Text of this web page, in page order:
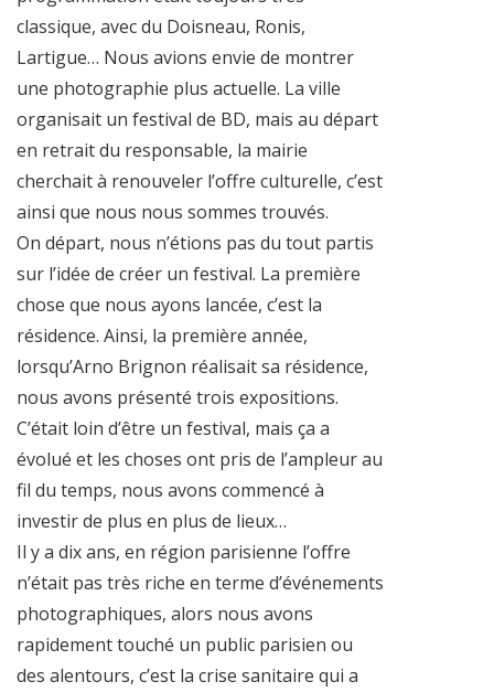
classique, avec du Doisneau, Ronis,
Lartigue… Nous avions envie de montrer
une photographie plus actuelle. La ville
organisait un festival de BD, mais au départ
en retrait du responsable, la mairie
cherchait à renouveler l’offre culturelle, c’est
ainsi que nous nous sommes trouvés.
On départ, nous n’étions pas du tout partis
sur l’idée de créer un festival. La première
chose que nous ayons lancée, c’est la
résidence. Ainsi, la première année,
lorsqu’Arno Brignon réalisait sa résidence,
nous avons présenté trois expositions.
C’était loin d’être un festival, mais ça a
évolué et les choses ont pris de l’ampleur au
fil du temps, nous avons commencé à
investir de plus en plus de lieux…
Il y a dix ans, en région parisienne l’offre
n’était pas très riche en terme d’événements
photographiques, alors nous avons
rapidement touché un public parisien ou
des alentours, c’est la crise sanitaire qui a